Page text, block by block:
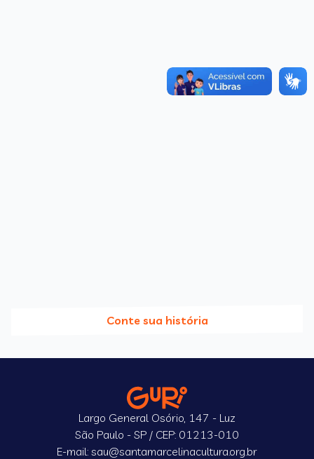
Conte sua história
Largo General Osório, 147 - Luz
São Paulo - SP / CEP: 01213-010
E-mail: sau@santamarcelinacultura.org.br